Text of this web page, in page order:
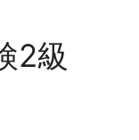
2級